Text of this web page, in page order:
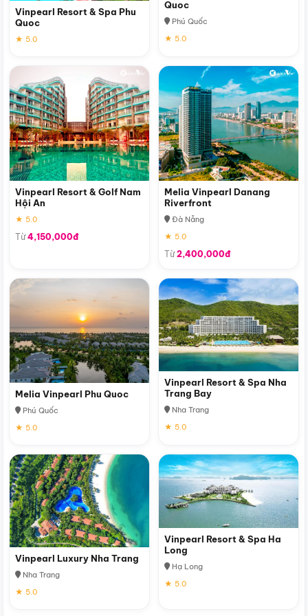
Vinpearl Resort & Spa Phu
Quoc
★ 5.0
Quoc
Phú Quốc
★ 5.0
Vinpearl Resort & Golf Nam
Hội An
★ 5.0
Từ4,150,000đ
Melia Vinpearl Danang
Riverfront
Đà Nẵng
★ 5.0
Từ2,400,000đ
Melia Vinpearl Phu Quoc
Phú Quốc
★ 5.0
Vinpearl Resort & Spa Nha
Trang Bay
Nha Trang
★ 5.0
Vinpearl Luxury Nha Trang
Nha Trang
★ 5.0
Vinpearl Resort & Spa Ha
Long
Hạ Long
★ 5.0